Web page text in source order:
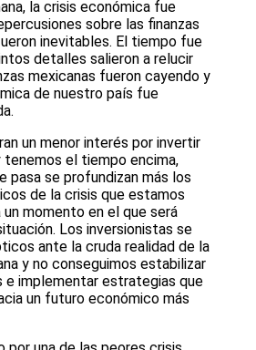
la crisis económica fue
sobre las finanzas
inevitables. El tiempo fue
detalles salieron a relucir
mexicanas fueron cayendo y
de nuestro país fue
un menor interés por invertir
tenemos el tiempo encima,
pasa se profundizan más los
de la crisis que estamos
momento en el que será
Los inversionistas se
ante la cruda realidad de la
y no conseguimos estabilizar
e implementar estrategias que
un futuro económico más